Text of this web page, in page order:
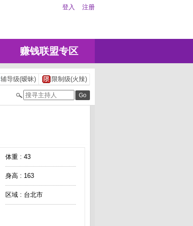
登入 注册
赚钱联盟专区
辅导级(暧昧) 限制级(火辣)
体重 : 43
身高 : 163
区域 : 台北市